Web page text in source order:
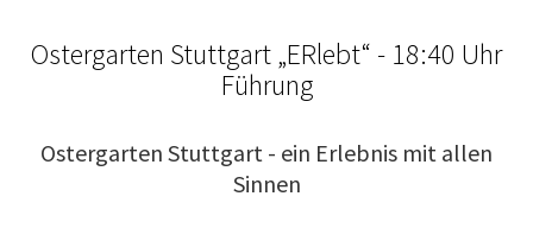
Ostergarten Stuttgart „ERlebt“ - 18:40 Uhr
Führung
Ostergarten Stuttgart - ein Erlebnis mit allen
Sinnen